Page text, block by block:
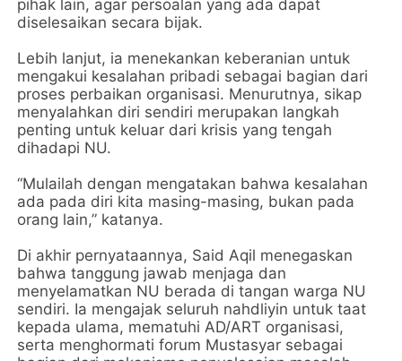
pihak lain, agar persoalan yang ada dapat
diselesaikan secara bijak.
Lebih lanjut, ia menekankan keberanian untuk
mengakui kesalahan pribadi sebagai bagian dari
proses perbaikan organisasi. Menurutnya, sikap
menyalahkan diri sendiri merupakan langkah
penting untuk keluar dari krisis yang tengah
dihadapi NU.
“Mulailah dengan mengatakan bahwa kesalahan
ada pada diri kita masing-masing, bukan pada
orang lain,” katanya.
Di akhir pernyataannya, Said Aqil menegaskan
bahwa tanggung jawab menjaga dan
menyelamatkan NU berada di tangan warga NU
sendiri. Ia mengajak seluruh nahdliyin untuk taat
kepada ulama, mematuhi AD/ART organisasi,
serta menghormati forum Mustasyar sebagai